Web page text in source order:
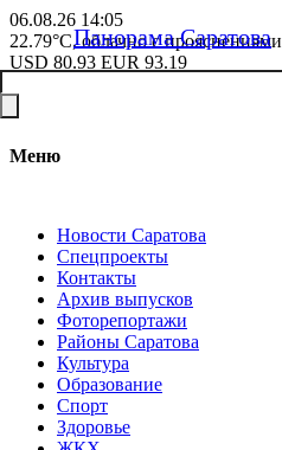
06.08.26 14:05
22.79°C, облачно с прояснениями
USD 80.93 EUR 93.19
Меню
Новости Саратова
Спецпроекты
Контакты
Архив выпусков
Фоторепортажи
Районы Саратова
Культура
Образование
Спорт
Здоровье
Панорама Саратова